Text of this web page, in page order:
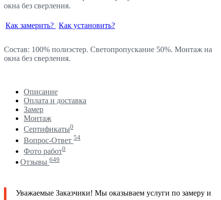
окна без сверления.
Как замерить? Как установить?
Состав: 100% полиэстер. Светопропускание 50%. Монтаж на
окна без сверления.
Описание
Оплата и доставка
Замер
Монтаж
Сертификаты0
Вопрос-Ответ 54
Фото работ0
Отзывы 649
Уважаемые Заказчики! Мы оказываем услуги по замеру и